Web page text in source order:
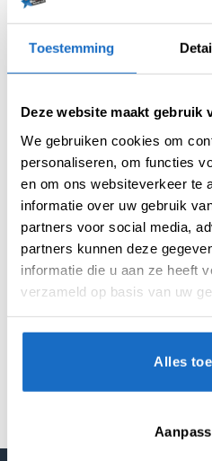
Toestemming
Deze website maakt gebruik
We gebruiken cookies om
personaliseren, om functies
en om ons websiteverkeer te
informatie over uw gebruik
partners voor social media,
partners kunnen deze
informatie die u aan ze heeft
verzameld op basis van uw
Alles
Categorieën:
Flights
Merk:Unicorn
AANVULLENDE INFORMATIE
MICRON